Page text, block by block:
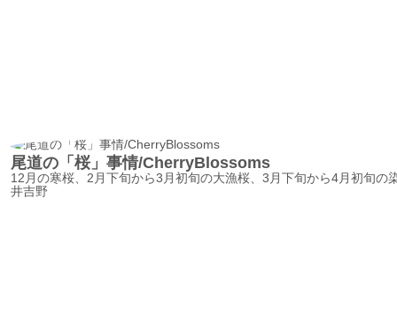
尾道の「桜」事情/CherryBlossoms
12月の寒桜、2月下旬から3月初旬の大漁桜、3月下旬から4月初旬の
井吉野